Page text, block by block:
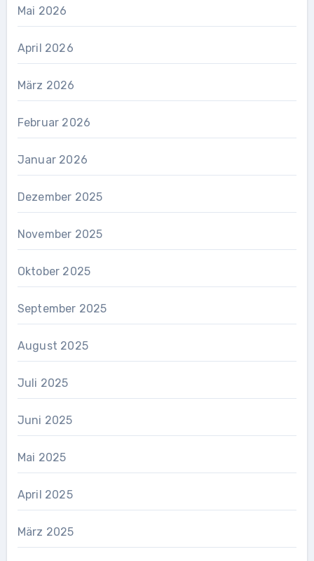
Mai 2026
April 2026
März 2026
Februar 2026
Januar 2026
Dezember 2025
November 2025
Oktober 2025
September 2025
August 2025
Juli 2025
Juni 2025
Mai 2025
April 2025
März 2025